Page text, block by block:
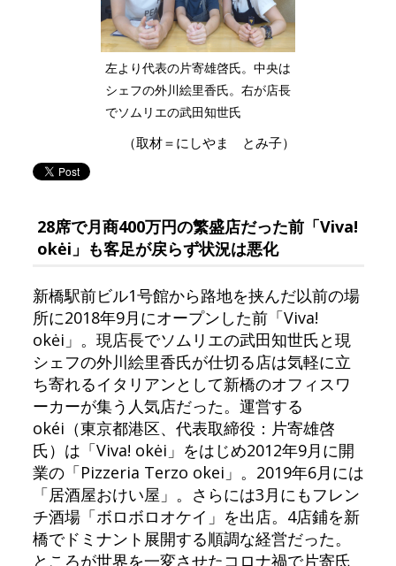
左より代表の片寄雄啓氏。中央は
シェフの外川絵里香氏。右が店長
でソムリエの武田知世氏
（取材＝にしやま とみ子）
28席で月商400万円の繁盛店だった前「Viva!
okėi」も客足が戻らず状況は悪化
新橋駅前ビル1号館から路地を挟んだ以前の場
所に2018年9月にオープンした前「Viva!
okėi」。現店長でソムリエの武田知世氏と現
シェフの外川絵里香氏が仕切る店は気軽に立
ち寄れるイタリアンとして新橋のオフィスワ
ーカーが集う人気店だった。運営する
okéi（東京都港区、代表取締役：片寄雄啓
氏）は「Viva! okėi」をはじめ2012年9月に開
業の「Pizzeria Terzo okei」。2019年6月には
「居酒屋おけい屋」。さらには3月にもフレン
チ酒場「ボロボロオケイ」を出店。4店鋪を新
橋でドミナント展開する順調な経営だった。
ところが世界を一変させたコロナ禍で片寄氏